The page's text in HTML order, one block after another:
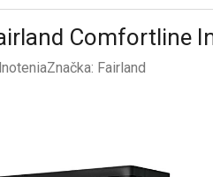
Comfortline
Značka: Fairland